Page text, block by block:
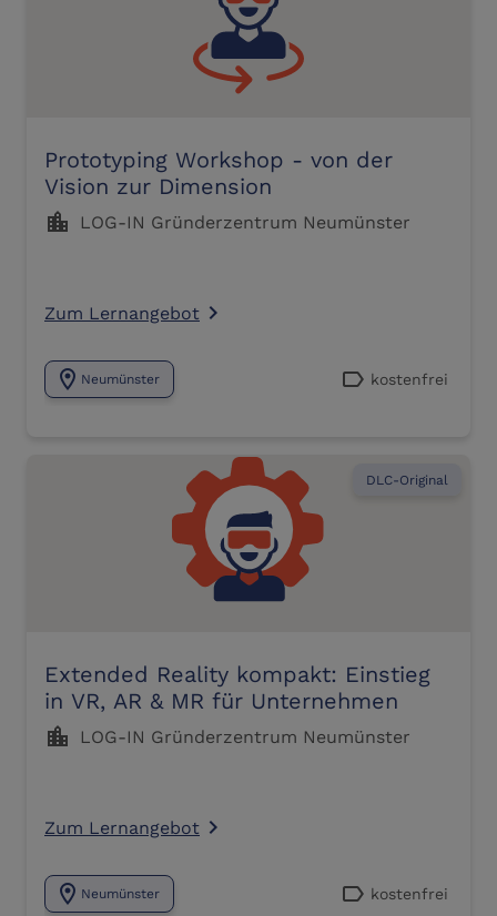
Prototyping Workshop - von der
Vision zur Dimension
location_city LOG-IN Gründerzentrum Neumünster
Zum Lernangebot navigate_next
location_on Neumünster label kostenfrei
DLC-Original
Extended Reality kompakt: Einstieg
in VR, AR & MR für Unternehmen
location_city LOG-IN Gründerzentrum Neumünster
Zum Lernangebot navigate_next
location_on Neumünster label kostenfrei